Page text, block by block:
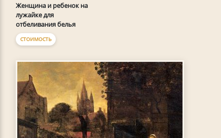
Женщина и ребенок на
лужайке для
отбеливания белья
СТОИМОСТЬ